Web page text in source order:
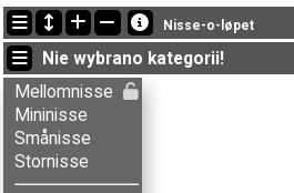
Ostatnie aktualizacje
14:34:16: Aksel B. Carlson (
14:34:16: Aksel T. Fingarsen (
14:34:16: Anders Skjeset (
Nisse-o-løpet
Nie wybrano kategorii!
Mellomnisse
Mininisse
Smånisse
Stornisse